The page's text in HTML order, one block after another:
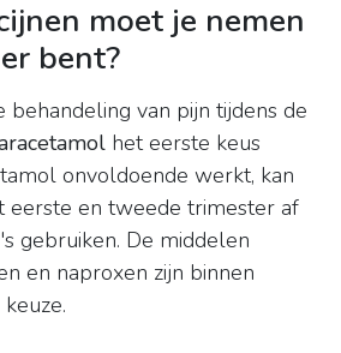
moet je nemen
bent?
behandeling van pijn tijdens de
het eerste keus
onvoldoende werkt, kan
eerste en tweede trimester af
gebruiken. De middelen
en naproxen zijn binnen